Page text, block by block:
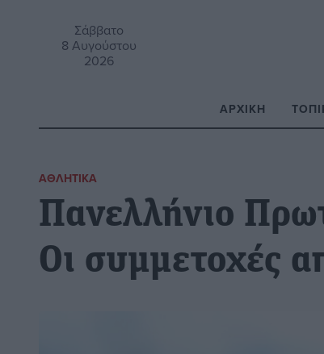
Σάββατο
8 Αυγούστου
2026
ΑΡΧΙΚΉ
ΑΘΛΗΤΙΚΆ
Πανελλήνιο
Οι συμμετοχές